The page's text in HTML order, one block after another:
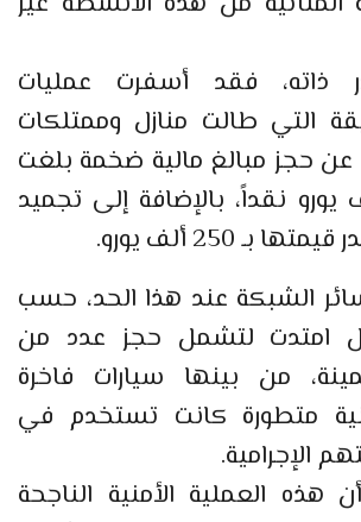
ذاته، فقد أسفرت عمليات
التي طالت منازل وممتلكات
حجز مبالغ مالية ضخمة بلغت
350 ألف يورو نقداً، بالإضافة إلى تجميد
بـ 250 ألف يورو.
الشبكة عند هذا الحد، حسب
امتدت لتشمل حجز عدد من
من بينها سيارات فاخرة
متطورة كانت تستخدم في
الإجرامية.
هذه العملية الأمنية الناجحة